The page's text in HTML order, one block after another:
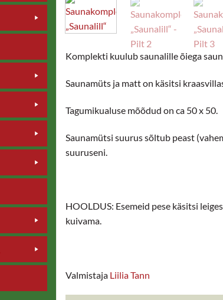
Komplekti kuulub saunalille õiega
Saunamüts ja matt on käsitsi
Tagumikualuse mõõdud on ca 50 x 50.
Saunamütsi suurus sõltub peast
suuruseni.
HOOLDUS: Esemeid pese käsitsi
kuivama.
Valmistaja Liilia Tann